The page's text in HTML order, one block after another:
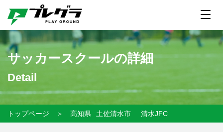
サッカースクールの詳細
Detail
トップページ ＞ 高知県 土佐清水市 清水JFC